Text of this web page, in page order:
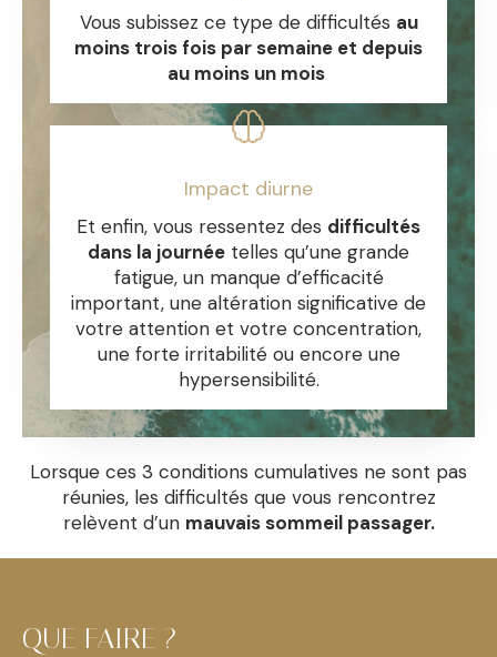
Vous subissez ce type de difficultés au
moins trois fois par semaine et depuis
au moins un mois
Impact diurne
Et enfin, vous ressentez des difficultés
dans la journée telles qu’une grande
fatigue, un manque d’efficacité
important, une altération significative de
votre attention et votre concentration,
une forte irritabilité ou encore une
hypersensibilité.
Lorsque ces 3 conditions cumulatives ne sont pas
réunies, les difficultés que vous rencontrez
relèvent d’un mauvais sommeil passager.
QUE FAIRE ?